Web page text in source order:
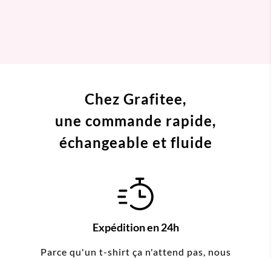
Chez Grafitee,
une commande rapide,
échangeable et fluide
Expédition en 24h
Parce qu'un t-shirt ça n'attend pas, nous